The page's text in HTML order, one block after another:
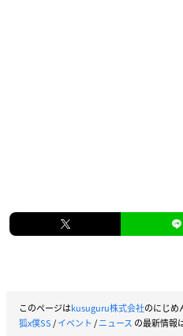
このページはkusuguru株式会社のにじめ
狐x僕SS/イベント /ニュース の最新情報